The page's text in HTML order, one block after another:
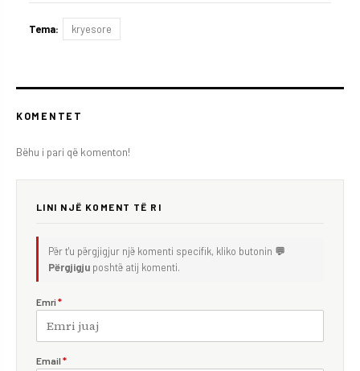
Tema: kryesore
KOMENTET
Bëhu i pari që komenton!
LINI NJË KOMENT TË RI
Për t'u përgjigjur një komenti specifik, kliko butonin 💬
Përgjigju poshtë atij komenti.
Emri *
Email *